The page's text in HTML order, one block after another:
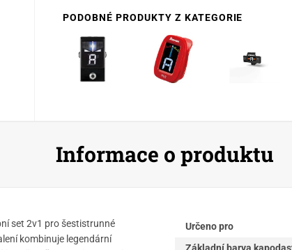
PODOBNÉ PRODUKTY Z KATEGORIE
Informace o produktu
set 2v1 pro šestistrunné
kombinuje legendární
Určeno pro